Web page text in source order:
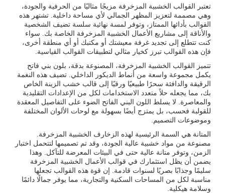
تعتبر القوالب الخشبية المزخرفة مزيجًا مثاليًا من الحرفية والجودة،
وهي مصممة لتعزيز المظهر الجمالي لأي مساحة داخلية. تشتهر هذه
القوالب بأدائها الممتاز، وتوفر لمسة نهائية سلسة تضيف الشخصية
والأناقة إلى مشاريع الأعمال الخشبية المزخرفة الخاصة بك. سواء
كنت تتطلع إلى تجديد غرفة معيشتك أو مكتبك أو أي منطقة أخرى،
فإن هذه القوالب تبرز كخيار مثالي لتطبيقات القوالب القياسية.
تتميز القوالب الخشبية المزخرفة، المصنوعة بدقة، بلون بني فاتح
يكمل مجموعة واسعة من أنماط الديكور الداخلي. تضيف هذه النغمة
الرقيقة والدافئة سحرًا طبيعيًا ورقيًا إلى قالب خشب الزينة الخاص
بك، مما يجعله حلاً متعدد الاستخدامات لكل من الإعدادات التقليدية
والمعاصرة. لا يسلط اللون البني الفاتح الضوء على التفاصيل المعقدة
للقولبة فحسب، بل يمتزج أيضًا بسهولة مع لوحات الألوان المختلفة
وموضوعات التصميم.
المتانة هي السمة الرئيسية لهذه الزخارف الخشبية المزخرفة.
مصنوعة من مواد خشبية عالية الجودة، وقد تم تصميمها لتتحمل اختبار
الزمن، وتوفر متانة عالية حتى في البيئات المعرضة للتآكل. وهذا
يضمن أن يظل استثمارك في قوالب الأعمال الخشبية المزخرفة
سليمًا وجذابًا بصريًا لسنوات قادمة. إن قوة هذه القوالب تجعلها
مناسبة لكل من المساحات السكنية والتجارية، مما يوفر جمالًا دائمًا
وسلامة هيكلية.